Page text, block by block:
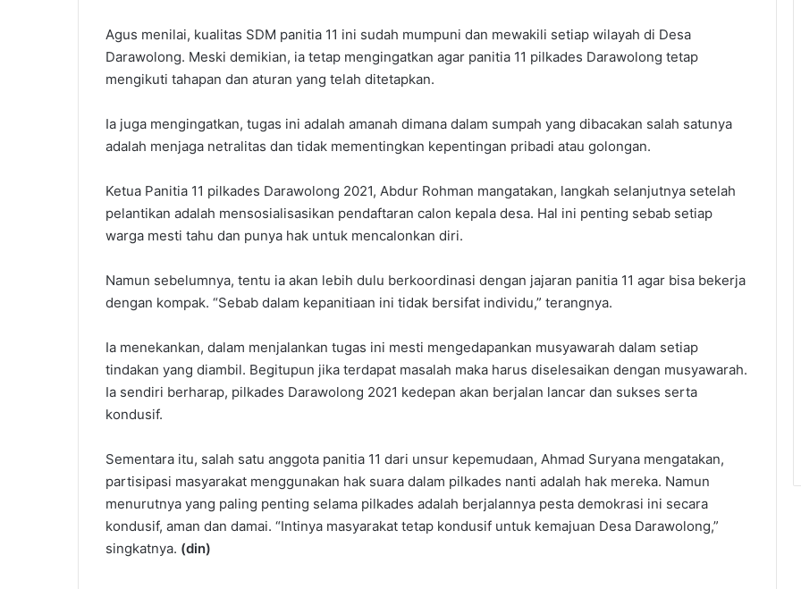
Agus menilai, kualitas SDM panitia 11 ini sudah mumpuni dan mewakili setiap wilayah di Desa
Darawolong. Meski demikian, ia tetap mengingatkan agar panitia 11 pilkades Darawolong tetap
mengikuti tahapan dan aturan yang telah ditetapkan.
Ia juga mengingatkan, tugas ini adalah amanah dimana dalam sumpah yang dibacakan salah satunya
adalah menjaga netralitas dan tidak mementingkan kepentingan pribadi atau golongan.
Ketua Panitia 11 pilkades Darawolong 2021, Abdur Rohman mangatakan, langkah selanjutnya setelah
pelantikan adalah mensosialisasikan pendaftaran calon kepala desa. Hal ini penting sebab setiap
warga mesti tahu dan punya hak untuk mencalonkan diri.
Namun sebelumnya, tentu ia akan lebih dulu berkoordinasi dengan jajaran panitia 11 agar bisa bekerja
dengan kompak. “Sebab dalam kepanitiaan ini tidak bersifat individu,” terangnya.
Ia menekankan, dalam menjalankan tugas ini mesti mengedapankan musyawarah dalam setiap
tindakan yang diambil. Begitupun jika terdapat masalah maka harus diselesaikan dengan musyawarah.
Ia sendiri berharap, pilkades Darawolong 2021 kedepan akan berjalan lancar dan sukses serta
kondusif.
Sementara itu, salah satu anggota panitia 11 dari unsur kepemudaan, Ahmad Suryana mengatakan,
partisipasi masyarakat menggunakan hak suara dalam pilkades nanti adalah hak mereka. Namun
menurutnya yang paling penting selama pilkades adalah berjalannya pesta demokrasi ini secara
kondusif, aman dan damai. “Intinya masyarakat tetap kondusif untuk kemajuan Desa Darawolong,”
singkatnya. (din)